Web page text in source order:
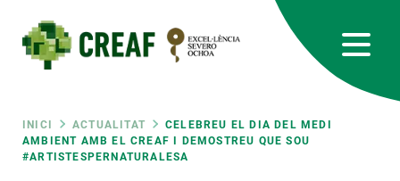
contingut
Fil
INICI ACTUALITAT
CELEBREU EL DIA DEL MEDI
AMBIENT AMB EL CREAF I DEMOSTREU QUE SOU
#ARTISTESPERNATURALESA
RRSS